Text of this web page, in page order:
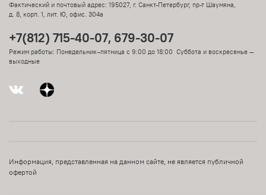
Фактический и почтовый адрес: 195027, г. Санкт-Петербург, пр-т Шаумяна,
д. 8, корп. 1, лит. Ю, офис. 304а
+7(812) 715-40-07, 679-30-07
Режим работы: Понедельник–пятница с 9:00 до 18:00 Суббота и воскресенье —
выходные
Информация, представленная на данном сайте, не является публичной
офертой